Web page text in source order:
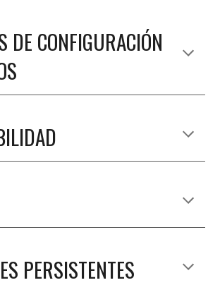
DE CONFIGURACIÓN
PERSISTENTES